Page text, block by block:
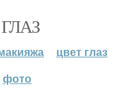
цвет глаз
фото